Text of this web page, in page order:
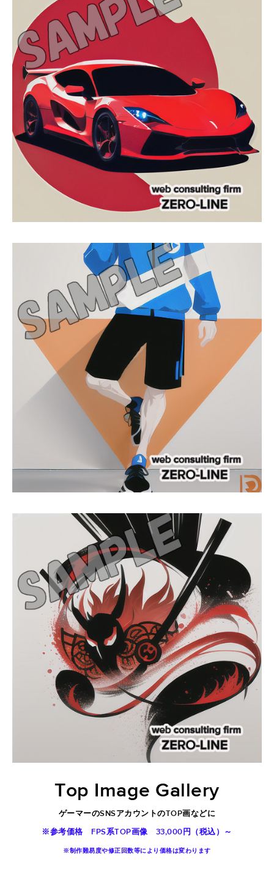
Top Image Gallery
ゲーマーのSNSアカウントのTOP画などに
※参考価格 FPS系TOP画像 33,000円（税込）～
※制作難易度や修正回数等により価格は変わります